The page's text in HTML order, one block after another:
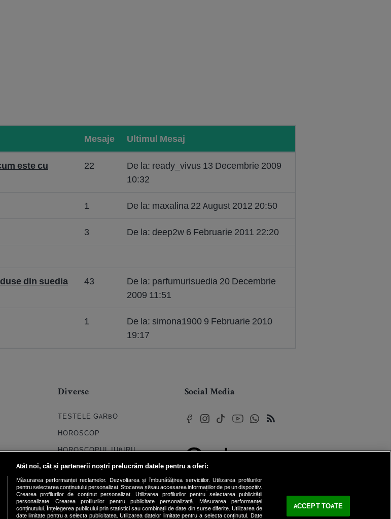
Mesaje Ultimul Mesaj
este cu
22
De la: ready_vivus 13 Decembrie 2009
10:32
1 De la: maxalina 22 August 2012 20:50
3 De la: deep2w 6 Februarie 2011 22:20
din suedia 43
De la: parfumurisuedia 20 Decembrie
2009 11:51
1
De la: simona1900 9 Februarie 2010
19:17
Diverse
TESTELE GARBO
HOROSCOP
HOROSCOPUL IUBIRII
FORUMURI
TRATAMENTE NATURISTE
DICTIONARE NUME
Social Media
Toate drepturile rezervate
Atât noi, cât și partenerii noștri prelucrăm datele pentru a oferi:
Măsurarea performanței reclamelor. Dezvoltarea și îmbunătățirea serviciilor. Utilizarea profilurilor
pentru selectarea conținutului personalizat. Stocarea și/sau accesarea informațiilor de pe un dispozitiv.
Crearea profilurilor de conținut personalizat. Utilizarea profilurilor pentru selectarea publicității
personalizate. Crearea profilurilor pentru publicitate personalizată. Măsurarea performanței
conținutului. Înțelegerea publicului prin statistici sau combinații de date din surse diferite. Utilizarea de
date limitate pentru a selecta publicitatea. Utilizarea datelor limitate pentru a selecta conținutul. Date
ACCEPT TOATE